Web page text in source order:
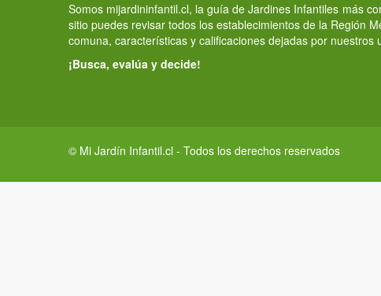
Somos mijardininfantil.cl, la guía de Jardines Infantiles más
sitio puedes revisar todos los establecimientos de la Región
comuna, características y calificaciones dejadas por nuestros
¡Busca, evalúa y decide!
© Mi Jardín Infantil.cl - Todos los derechos reservados